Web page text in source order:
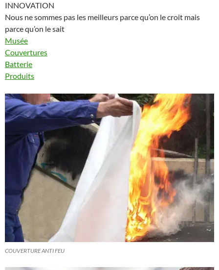
INNOVATION
Nous ne sommes pas les meilleurs parce qu’on le croit mais
parce qu’on le sait
Musée
Couvertures
Batterie
Produits
COUVERTURE ANTI FEU